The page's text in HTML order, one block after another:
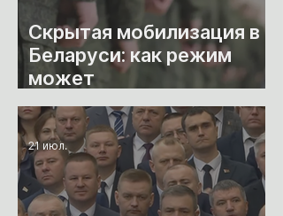
Скрытая мобилизация в
Беларуси: как режим
может
трансформировать
репрессии в военный
ресурс?
21 июл.